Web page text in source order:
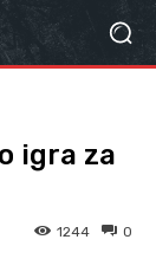
igra za
0
1244